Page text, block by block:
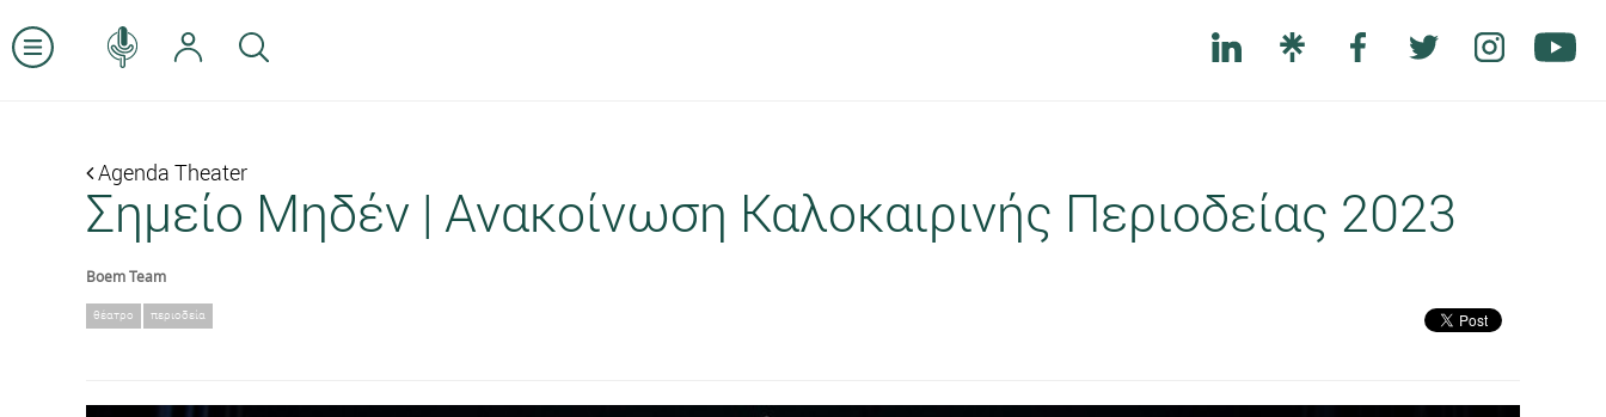
Agenda Theater
Σημείο Μηδέν | Ανακοίνωση Καλοκαιρινής Περιοδείας 2023
Boem Team
θέατρο περιοδεία